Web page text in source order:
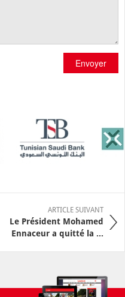
Envoyer
ARTICLE SUIVANT
Le Président Mohamed
Ennaceur a quitté la ...